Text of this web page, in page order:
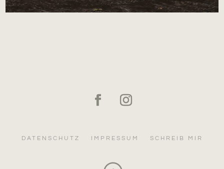
DATENSCHUTZ IMPRESSUM SCHREIB MIR